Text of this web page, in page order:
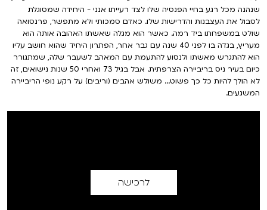
שנהנה מכל רגע בחיי הפנסיה שלו לצד רעייתו אנני - היחידה שמסוגלת
לסבול את העצבנות והדרישות שלו. כאדם סמכותי ולא מתפשר, פרנסואה
שולט במשפחתו ביד רמה. כאשר הוא מגלה שאשתו האהובה אותה הוא
מעריץ, בגדה בו לפני 40 שנה עם גבר אחר, הפתרון היחיד שהוא חושב עליו
הוא להתגרש מאשתו ולנסוע להתעמת עם המאהב לשעבר שלה, שמתגורר
כיום בעיר ניס בריביירה הצרפתית. אבל בגיל 73 ואחרי 50 שנות נישואים, זה
לא הולך להיות כל כך פשוט... משולש אהבים (וריבים) על רקע נופי הריביירה
המשגעים.
לרכישה